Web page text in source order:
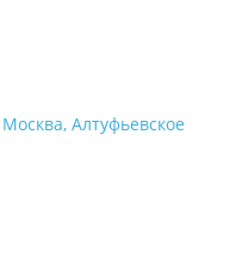
Москва, Алтуфьевское